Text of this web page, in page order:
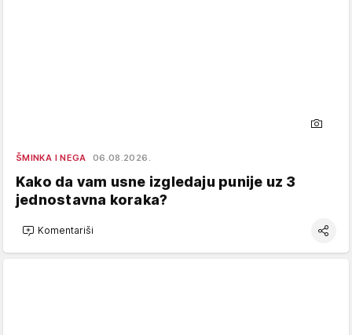
ŠMINKA I NEGA 06.08.2026.
Kako da vam usne izgledaju punije uz 3
jednostavna koraka?
Komentariši